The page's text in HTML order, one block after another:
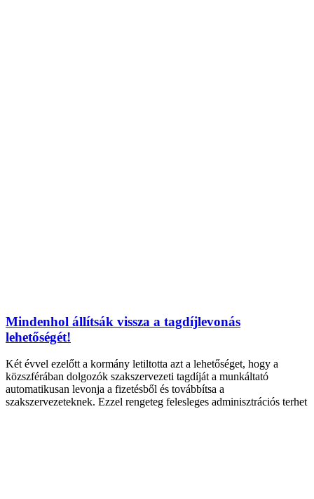
Mindenhol állítsák vissza a tagdíjlevonás
lehetőségét!
Két évvel ezelőtt a kormány letiltotta azt a lehetőséget, hogy a
közszférában dolgozók szakszervezeti tagdíját a munkáltató
automatikusan levonja a fizetésből és továbbítsa a
szakszervezeteknek. Ezzel rengeteg felesleges adminisztrációs terhet